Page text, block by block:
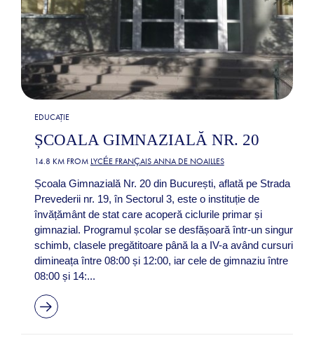
EDUCAȚIE
ȘCOALA GIMNAZIALĂ NR. 20
14.8 KM FROM LYCÉE FRANÇAIS ANNA DE NOAILLES
Școala Gimnazială Nr. 20 din București, aflată pe Strada
Prevederii nr. 19, în Sectorul 3, este o instituție de
învățământ de stat care acoperă ciclurile primar și
gimnazial. Programul școlar se desfășoară într-un singur
schimb, clasele pregătitoare până la a IV-a având cursuri
dimineața între 08:00 și 12:00, iar cele de gimnaziu între
08:00 și 14:...